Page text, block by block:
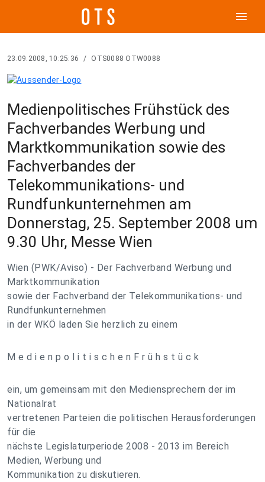
menu
23.09.2008, 10:25:36 / OTS0088 OTW0088
Medienpolitisches Frühstück des
Fachverbandes Werbung und
Marktkommunikation sowie des
Fachverbandes der
Telekommunikations- und
Rundfunkunternehmen am
Donnerstag, 25. September 2008 um
9.30 Uhr, Messe Wien
Wien (PWK/Aviso) - Der Fachverband Werbung und
Marktkommunikation
sowie der Fachverband der Telekommunikations- und
Rundfunkunternehmen
in der WKÖ laden Sie herzlich zu einem
M e d i e n p o l i t i s c h e n F r ü h s t ü c k
ein, um gemeinsam mit den Mediensprechern der im
Nationalrat
vertretenen Parteien die politischen Herausforderungen
für die
nächste Legislaturperiode 2008 - 2013 im Bereich
Medien, Werbung und
Kommunikation zu diskutieren.